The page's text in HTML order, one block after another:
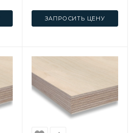
ЗАПРОСИТЬ ЦЕНУ